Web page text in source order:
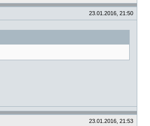
23.01.2016, 21:50
23.01.2016, 21:53